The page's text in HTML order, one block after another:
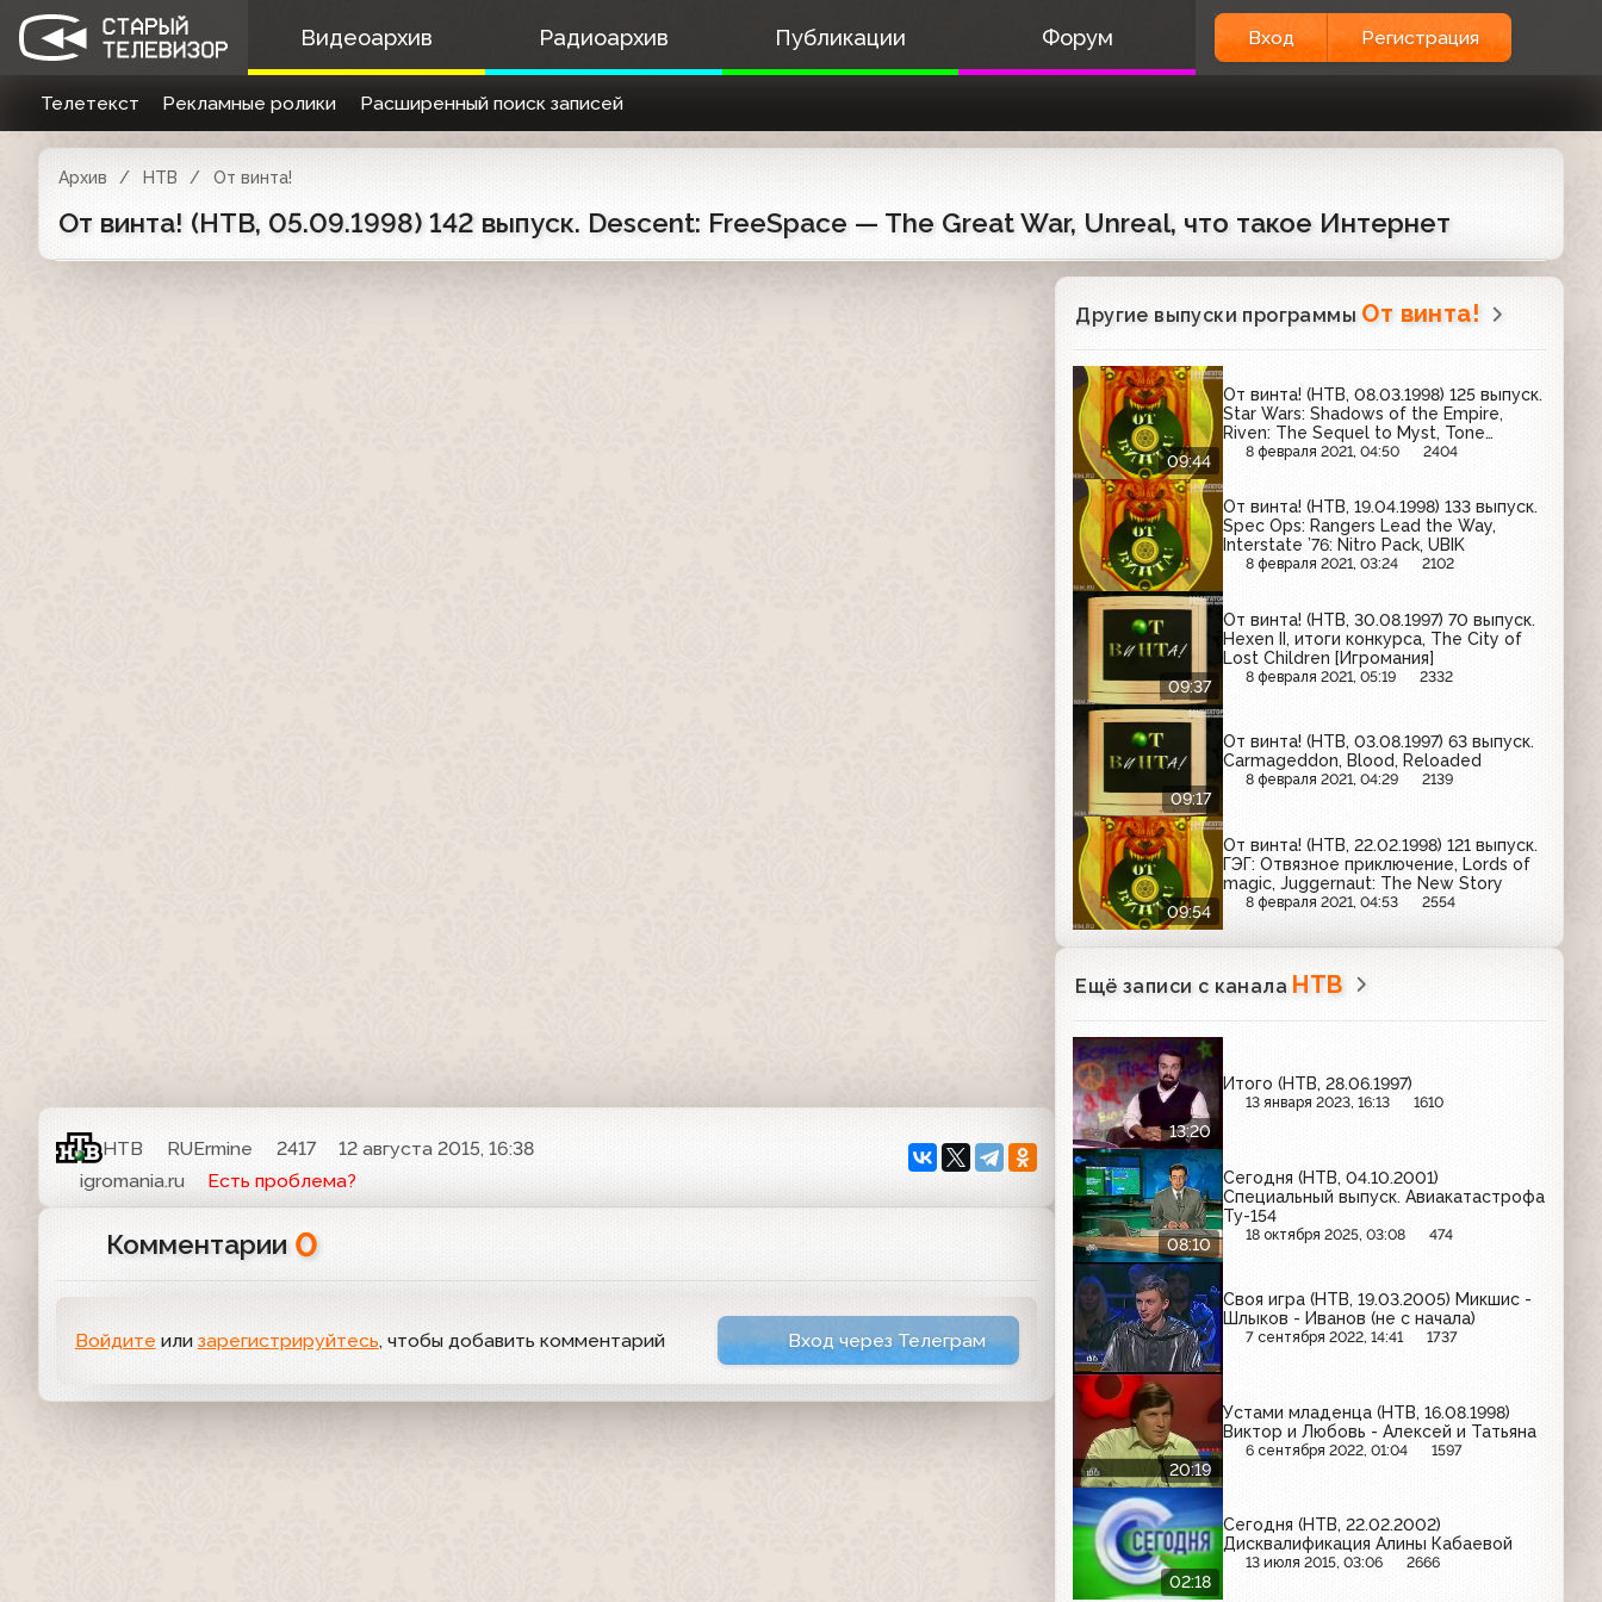
Видеоархив Радиоархив Публикации Форум Вход Регистрация
Телетекст Рекламные ролики Расширенный поиск записей
Архив НТВ От винта!
От винта! (НТВ, 05.09.1998) 142 выпуск. Descent: FreeSpace — The Great War, Unreal, что такое Интернет
НТВ RUErmine 2417
12 августа 2015, 16:38
igromania.ru
Есть проблема?
Комментарии 0
Войдите или зарегистрируйтесь, чтобы добавить комментарий Вход через Телеграм
Другие выпуски программы От винта!
09:44
От винта! (НТВ, 08.03.1998) 125 выпуск.
Star Wars: Shadows of the Empire,
Riven: The Sequel to Myst, Tone
Rebellion
8 февраля 2021, 04:50 2404
От винта! (НТВ, 19.04.1998) 133 выпуск.
Spec Ops: Rangers Lead the Way,
Interstate ’76: Nitro Pack, UBIK
8 февраля 2021, 03:24 2102
09:37
От винта! (НТВ, 30.08.1997) 70 выпуск.
Hexen II, итоги конкурса, The City of
Lost Children [Игромания]
8 февраля 2021, 05:19 2332
09:17
От винта! (НТВ, 03.08.1997) 63 выпуск.
Carmageddon, Blood, Reloaded
8 февраля 2021, 04:29 2139
09:54
От винта! (НТВ, 22.02.1998) 121 выпуск.
ГЭГ: Отвязное приключение, Lords of
magic, Juggernaut: The New Story
8 февраля 2021, 04:53 2554
Ещё записи с канала НТВ
13:20
Итого (НТВ, 28.06.1997)
13 января 2023, 16:13 1610
08:10
Сегодня (НТВ, 04.10.2001)
Специальный выпуск. Авиакатастрофа
Ту-154
18 октября 2025, 03:08 474
Своя игра (НТВ, 19.03.2005) Микшис -
Шлыков - Иванов (не с начала)
7 сентября 2022, 14:41 1737
20:19
Устами младенца (НТВ, 16.08.1998)
Виктор и Любовь - Алексей и Татьяна
6 сентября 2022, 01:04 1597
02:18
Сегодня (НТВ, 22.02.2002)
Дисквалификация Алины Кабаевой
13 июля 2015, 03:06 2666